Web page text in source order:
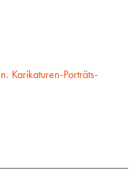
Karikaturen-Porträts-